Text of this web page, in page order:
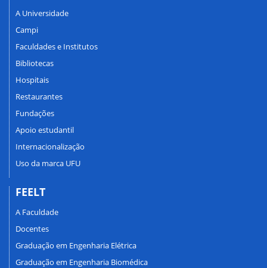
A Universidade
Campi
Faculdades e Institutos
Bibliotecas
Hospitais
Restaurantes
Fundações
Apoio estudantil
Internacionalização
Uso da marca UFU
FEELT
A Faculdade
Docentes
Graduação em Engenharia Elétrica
Graduação em Engenharia Biomédica